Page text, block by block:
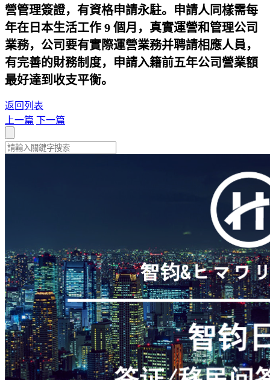
營管理簽證，有資格申請永駐。申請人同樣需每
年在日本生活工作 9 個月，真實運營和管理公司
業務，公司要有實際運營業務并聘請相應人員，
有完善的財務制度，申請入籍前五年公司營業額
最好達到收支平衡。
返回列表
上一篇 下一篇